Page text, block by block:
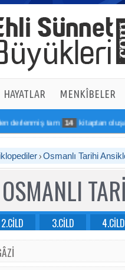
HAYATLAR MENKÎBELER
tam 14 kitaptan oluşan seti
Osmanlı Tarihi
OSMANLI
2.CİLD 3.CİLD 4.CİLD